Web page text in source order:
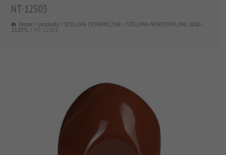
NT-12503
Home produkty SZKLIWA CERAMICZNE SZKLIWA NISKOTOPLIWE 1080-
1120*C NT-12503